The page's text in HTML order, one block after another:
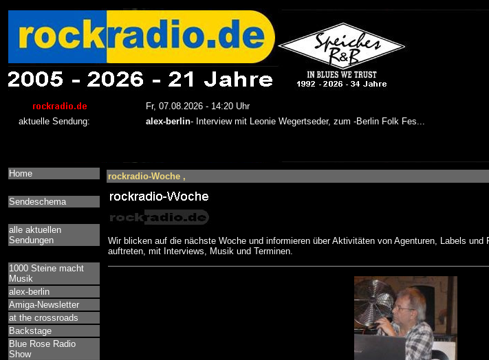
Home
Sendeschema
alle aktuellen
Sendungen
1000 Steine macht
Musik
alex-berlin
Amiga-Newsletter
at the crossroads
Backstage
Blue Rose Radio
Show
rockradio-Woche ,
Wir blicken auf die nächste Woche und informieren über Aktivitäten von Agenturen, Labels
auftreten, mit Interviews, Musik und Terminen.